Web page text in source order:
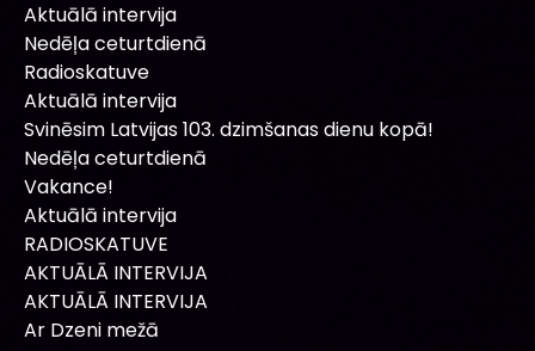
Aktuālā intervija
Nedēļa ceturtdienā
Radioskatuve
Aktuālā intervija
Svinēsim Latvijas 103. dzimšanas dienu kopā!
Nedēļa ceturtdienā
Vakance!
Aktuālā intervija
RADIOSKATUVE
AKTUĀLĀ INTERVIJA
AKTUĀLĀ INTERVIJA
Ar Dzeni mežā